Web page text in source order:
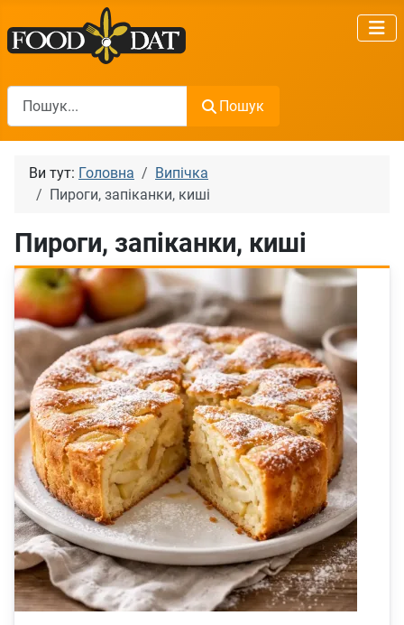
Пошук
Пошук
Ви тут: Головна
Випічка
Пироги, запіканки, киші
Пироги, запіканки, киші